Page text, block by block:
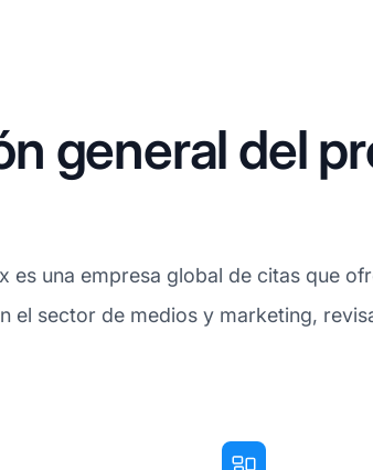
general del
es una empresa global de citas que
el sector de medios y marketing,